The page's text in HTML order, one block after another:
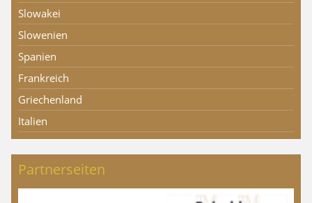
Slowakei
Slowenien
Spanien
Frankreich
Griechenland
Italien
Partnerseiten